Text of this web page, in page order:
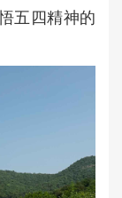
五四精神的